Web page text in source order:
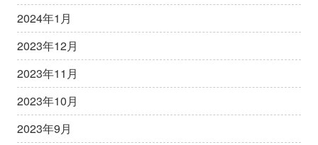
2024年1月
2023年12月
2023年11月
2023年10月
2023年9月